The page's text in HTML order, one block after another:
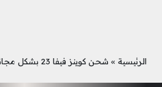
الرئيسية » شحن كوينز فيفا 23 بشكل مجاني FIFA Mobile23